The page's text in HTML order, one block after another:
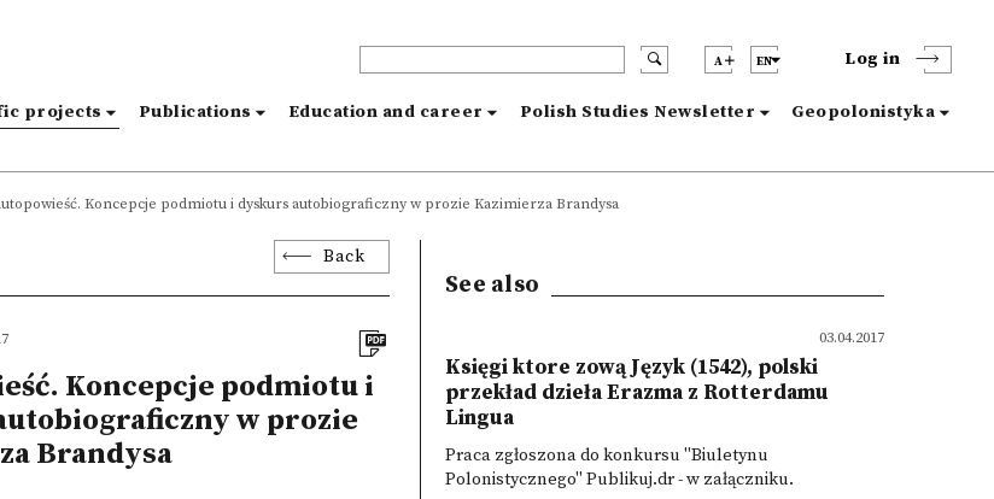
A EN Log in
projects Publications Education and career Polish Studies Newsletter Geopolonistyka
Koncepcje podmiotu i dyskurs autobiograficzny w prozie Kazimierza Brandysa
Back
Koncepcje podmiotu i
w prozie
Brandysa
See also
03.04.2017
Księgi ktore zową Język (1542), polski
przekład dzieła Erazma z Rotterdamu
Lingua
Praca zgłoszona do konkursu "Biuletynu
Polonistycznego" Publikuj.dr - w załączniku.